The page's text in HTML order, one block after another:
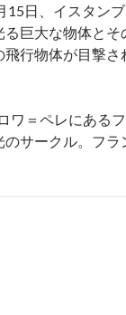
15日、イスタン
る巨大な物体と
行物体が目撃さ
ワ＝ペレにある
のサークル。フラ